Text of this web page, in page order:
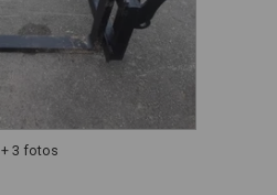
+ 3 fotos